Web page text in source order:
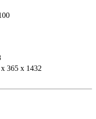
365 x 1432